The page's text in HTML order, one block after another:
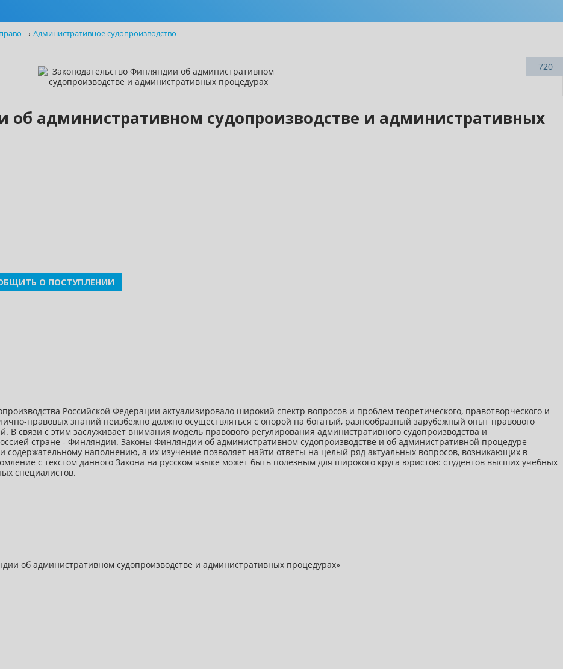
→ Административное судопроизводство
720
об административном судопроизводстве и административных
О ПОСТУПЛЕНИИ
Российской Федерации актуализировало широкий спектр вопросов и проблем теоретического, правотворческого и
правовых знаний неизбежно должно осуществляться с опорой на богатый, разнообразный зарубежный опыт правового
связи с этим заслуживает внимания модель правового регулирования административного судопроизводства и
стране - Финляндии. Законы Финляндии об административном судопроизводстве и об административной процедуре
наполнению, а их изучение позволяет найти ответы на целый ряд актуальных вопросов, возникающих в
с текстом данного Закона на русском языке может быть полезным для широкого круга юристов: студентов высших учебных
специалистов.
об административном судопроизводстве и административных процедурах»